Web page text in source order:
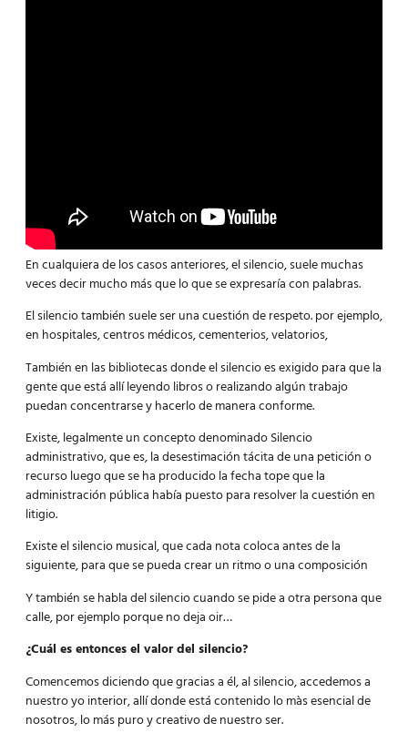
En cualquiera de los casos anteriores, el silencio, suele muchas
veces decir mucho más que lo que se expresaría con palabras.
El silencio también suele ser una cuestión de respeto. por ejemplo,
en hospitales, centros médicos, cementerios, velatorios,
También en las bibliotecas donde el silencio es exigido para que la
gente que está allí leyendo libros o realizando algún trabajo
puedan concentrarse y hacerlo de manera conforme.
Existe, legalmente un concepto denominado Silencio
administrativo, que es, la desestimación tácita de una petición o
recurso luego que se ha producido la fecha tope que la
administración pública había puesto para resolver la cuestión en
litigio.
Existe el silencio musical, que cada nota coloca antes de la
siguiente, para que se pueda crear un ritmo o una composición
Y también se habla del silencio cuando se pide a otra persona que
calle, por ejemplo porque no deja oir…
¿Cuál es entonces el valor del silencio?
Comencemos diciendo que gracias a él, al silencio, accedemos a
nuestro yo interior, allí donde está contenido lo màs esencial de
nosotros, lo más puro y creativo de nuestro ser.